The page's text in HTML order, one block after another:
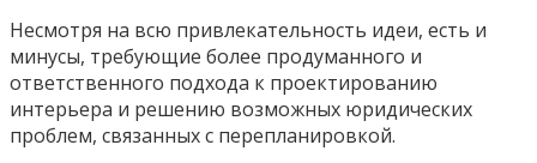
Несмотря на всю привлекательность идеи, есть и
минусы, требующие более продуманного и
ответственного подхода к проектированию
интерьера и решению возможных юридических
проблем, связанных с перепланировкой.